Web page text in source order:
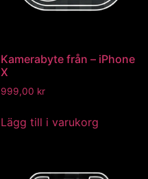
Kamerabyte från – iPhone
X
999,00 kr
Lägg till i varukorg